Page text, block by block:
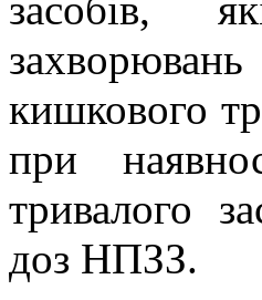
захворювань
кишкового
при
тривалого
доз НПЗЗ.